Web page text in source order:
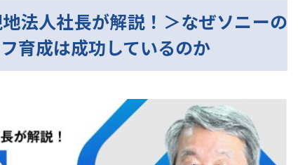
法人社長が解説！＞なぜソニーの
育成は成功しているのか